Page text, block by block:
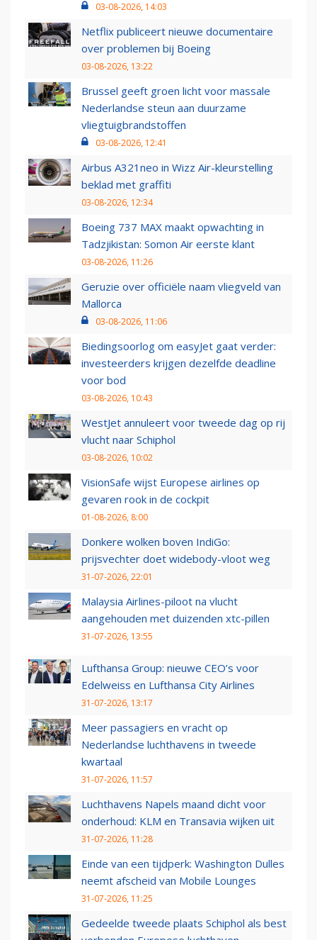
03-08-2026, 14:03
Netflix publiceert nieuwe documentaire
over problemen bij Boeing
03-08-2026, 13:22
Brussel geeft groen licht voor massale
Nederlandse steun aan duurzame
vliegtuigbrandstoffen
03-08-2026, 12:41
Airbus A321neo in Wizz Air-kleurstelling
beklad met graffiti
03-08-2026, 12:34
Boeing 737 MAX maakt opwachting in
Tadzjikistan: Somon Air eerste klant
03-08-2026, 11:26
Geruzie over officiële naam vliegveld van
Mallorca
03-08-2026, 11:06
Biedingsoorlog om easyJet gaat verder:
investeerders krijgen dezelfde deadline
voor bod
03-08-2026, 10:43
WestJet annuleert voor tweede dag op rij
vlucht naar Schiphol
03-08-2026, 10:02
VisionSafe wijst Europese airlines op
gevaren rook in de cockpit
01-08-2026, 8:00
Donkere wolken boven IndiGo:
prijsvechter doet widebody-vloot weg
31-07-2026, 22:01
Malaysia Airlines-piloot na vlucht
aangehouden met duizenden xtc-pillen
31-07-2026, 13:55
Lufthansa Group: nieuwe CEO’s voor
Edelweiss en Lufthansa City Airlines
31-07-2026, 13:17
Meer passagiers en vracht op
Nederlandse luchthavens in tweede
kwartaal
31-07-2026, 11:57
Luchthavens Napels maand dicht voor
onderhoud: KLM en Transavia wijken uit
31-07-2026, 11:28
Einde van een tijdperk: Washington Dulles
neemt afscheid van Mobile Lounges
31-07-2026, 11:25
Gedeelde tweede plaats Schiphol als best